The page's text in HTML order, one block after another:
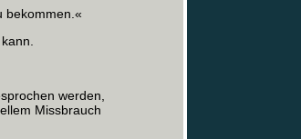
bekommen.«
werden,
Missbrauch